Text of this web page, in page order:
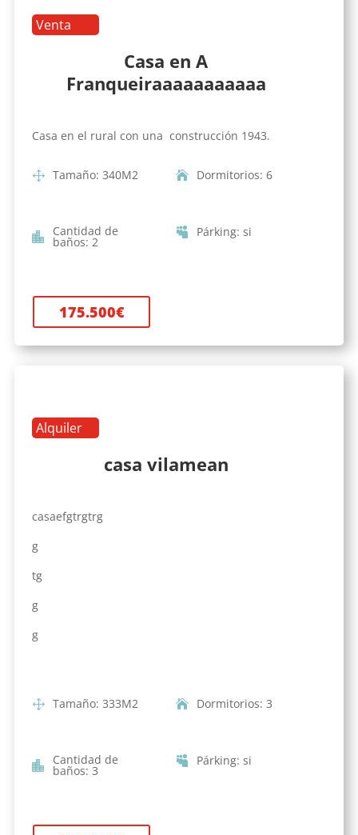
Venta
Casa en A
Franqueiraaaaaaaaaaa
Casa en el rural con una construcción 1943.
Tamaño: 340M2 Dormitorios: 6
Cantidad de
baños: 2
Párking: si
175.500€
Alquiler
casa vilamean
casaefgtrgtrg
g
tg
g
g
Tamaño: 333M2 Dormitorios: 3
Cantidad de
baños: 3
Párking: si